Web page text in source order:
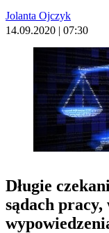
Jolanta Ojczyk
14.09.2020 | 07:30
Długie
sądach pracy,